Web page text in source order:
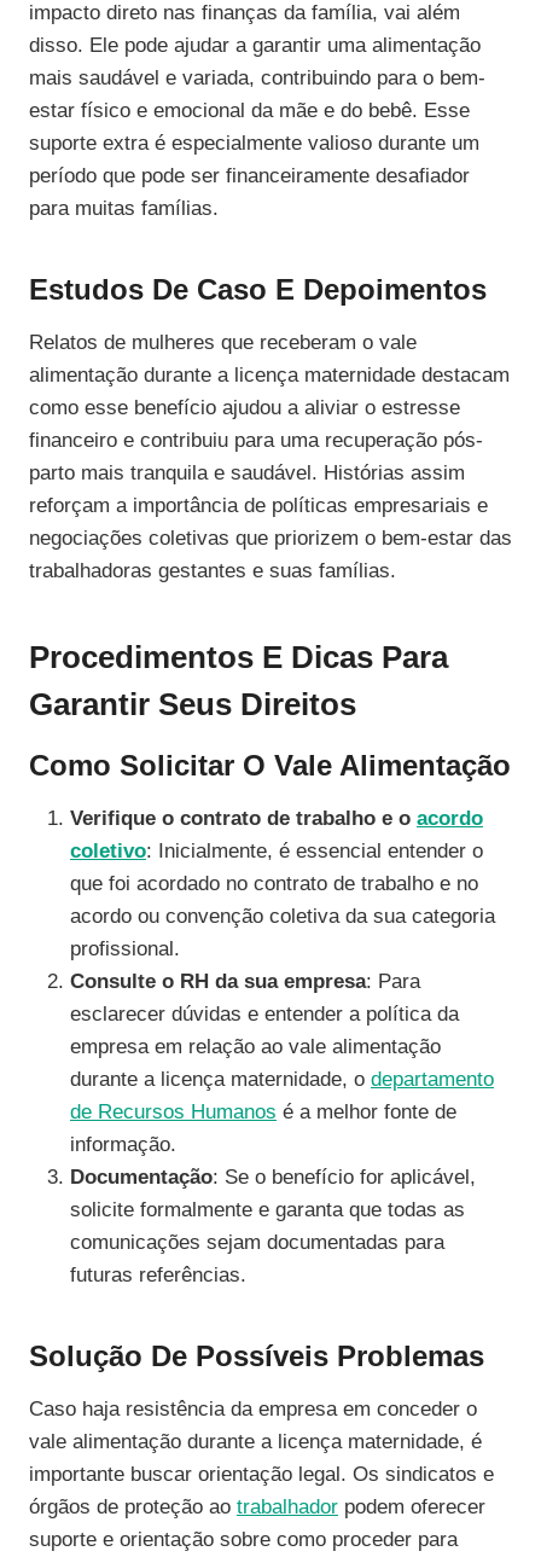
impacto direto nas finanças da família, vai além
disso. Ele pode ajudar a garantir uma alimentação
mais saudável e variada, contribuindo para o bem-
estar físico e emocional da mãe e do bebê. Esse
suporte extra é especialmente valioso durante um
período que pode ser financeiramente desafiador
para muitas famílias.
Estudos De Caso E Depoimentos
Relatos de mulheres que receberam o vale
alimentação durante a licença maternidade destacam
como esse benefício ajudou a aliviar o estresse
financeiro e contribuiu para uma recuperação pós-
parto mais tranquila e saudável. Histórias assim
reforçam a importância de políticas empresariais e
negociações coletivas que priorizem o bem-estar das
trabalhadoras gestantes e suas famílias.
Procedimentos E Dicas Para
Garantir Seus Direitos
Como Solicitar O Vale Alimentação
Verifique o contrato de trabalho e o acordo
coletivo: Inicialmente, é essencial entender o
que foi acordado no contrato de trabalho e no
acordo ou convenção coletiva da sua categoria
profissional.
Consulte o RH da sua empresa: Para
esclarecer dúvidas e entender a política da
empresa em relação ao vale alimentação
durante a licença maternidade, o departamento
de Recursos Humanos é a melhor fonte de
informação.
Documentação: Se o benefício for aplicável,
solicite formalmente e garanta que todas as
comunicações sejam documentadas para
futuras referências.
Solução De Possíveis Problemas
Caso haja resistência da empresa em conceder o
vale alimentação durante a licença maternidade, é
importante buscar orientação legal. Os sindicatos e
órgãos de proteção ao trabalhador podem oferecer
suporte e orientação sobre como proceder para